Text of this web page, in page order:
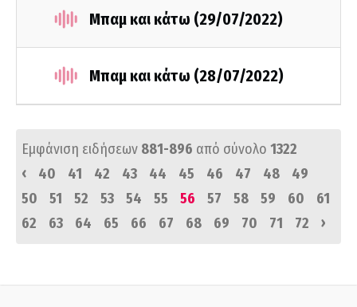
Μπαμ και κάτω (29/07/2022)
Μπαμ και κάτω (28/07/2022)
Εμφάνιση ειδήσεων 881-896 από σύνολο 1322
‹
40 41 42 43 44 45 46 47 48
49
50
51 52 53 54 55 56 57 58 59 60
61
62
63 64 65 66 67 68 69 70 71 72 ›